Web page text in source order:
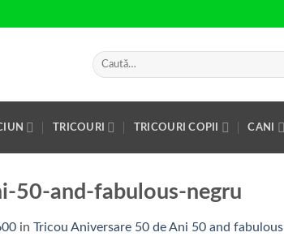
Caută
după:
TRICOURI TRICOURI COPII CANI
50-and-fabulous-negru
in Tricou Aniversare 50 de Ani 50 and fabulous